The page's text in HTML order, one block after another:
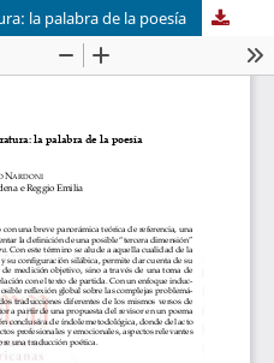
la palabra de la poesía